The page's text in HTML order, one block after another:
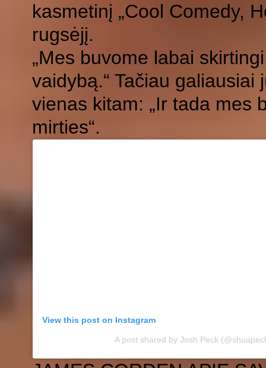
kasmetinį „Cool Comedy,
rugsėjį.
„Mes buvome labai
vaidybą.“ Tačiau
vienas kitam: „Ir tada mes
mirties“.
View this post on Instagram
A post shared by Josh Peck